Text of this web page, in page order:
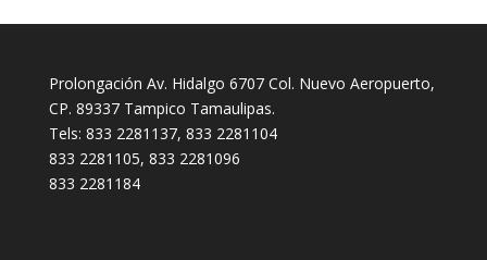
Prolongación Av. Hidalgo 6707 Col. Nuevo Aeropuerto,
CP. 89337 Tampico Tamaulipas.
Tels: 833 2281137, 833 2281104
833 2281105, 833 2281096
833 2281184